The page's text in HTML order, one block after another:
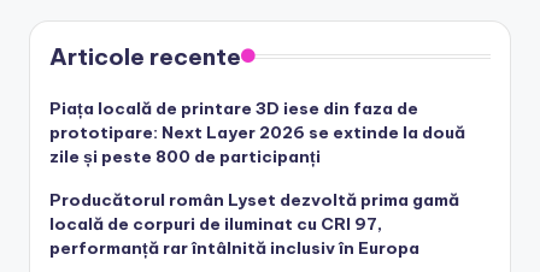
Articole recente
Piața locală de printare 3D iese din faza de
prototipare: Next Layer 2026 se extinde la două
zile și peste 800 de participanți
Producătorul român Lyset dezvoltă prima gamă
locală de corpuri de iluminat cu CRI 97,
performanță rar întâlnită inclusiv în Europa